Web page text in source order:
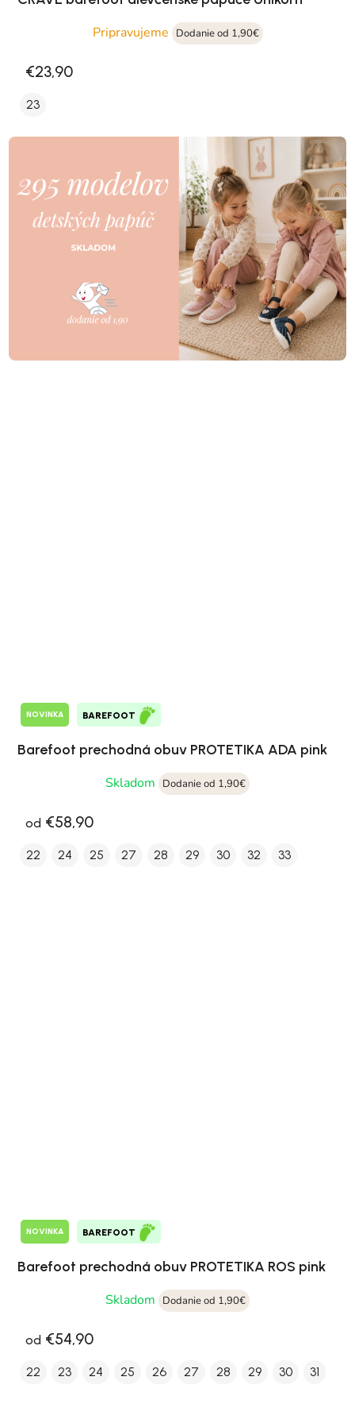
Pripravujeme
Dodanie od 1,90€
€23,90
23
NOVINKA BAREFOOT
Barefoot prechodná obuv PROTETIKA ADA pink
Skladom
Dodanie od 1,90€
od €58,90
22 24 25 27 28 29 30 32 33
NOVINKA BAREFOOT
Barefoot prechodná obuv PROTETIKA ROS pink
Skladom
Dodanie od 1,90€
od €54,90
22 23 24 25 26 27 28 29 30 31